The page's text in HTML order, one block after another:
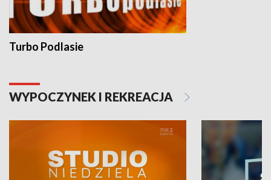
Turbo Podlasie
WYPOCZYNEK I REKREACJA